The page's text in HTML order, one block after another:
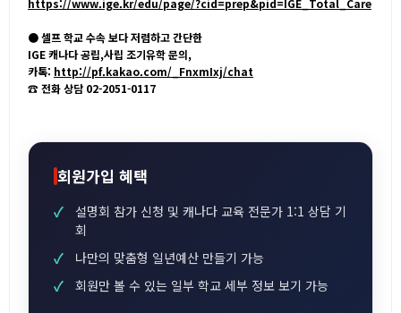
● 셀프 학교 수속 보다 저렴하고 간단한
IGE 캐나다 공립,사립 조기유학 문의,
카톡: http://pf.kakao.com/_FnxmIxj/chat
☎ 전화 상담 02-2051-0117
회원가입 혜택
설명회 참가 신청 및 캐나다 교육 전문가 1:1 상담 기
회
나만의 맞춤형 일년예산 만들기 가능
회원만 볼 수 있는 일부 학교 세부 정보 보기 가능